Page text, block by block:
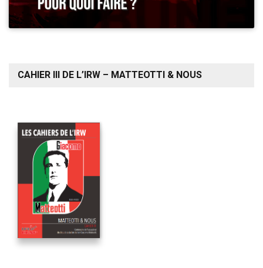
CAHIER III DE L’IRW – MATTEOTTI & NOUS